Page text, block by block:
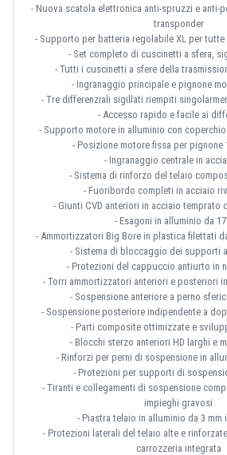
- Nuova scatola elettronica anti-spruzzi e anti-
transponder
- Supporto per batteria regolabile XL per
- Set completo di cuscinetti a sfera,
- Tutti i cuscinetti a sfere della
- Ingranaggio principale e pignone
- Tre differenziali sigillati riempiti
- Accesso rapido e facile ai
- Supporto motore in alluminio con
- Posizione motore fissa per pignone
- Ingranaggio centrale in
- Sistema di rinforzo del telaio
- Fuoribordo completi in acciaio
- Giunti CVD anteriori in acciaio temprato
- Esagoni in alluminio da 17
- Ammortizzatori Big Bore in plastica filettati
- Sistema di bloccaggio dei supporti
- Protezioni del cappuccio antiurto in
- Torri ammortizzatori anteriori e posteriori
- Sospensione anteriore a perno
- Sospensione posteriore indipendente a
- Parti composite ottimizzate e
- Blocchi sterzo anteriori HD larghi e
- Rinforzi per perni di sospensione in
- Protezioni per supporti di
- Tiranti e collegamenti di sospensione
impieghi gravosi
- Piastra telaio in alluminio da 3 mm
- Protezioni laterali del telaio alte e
carrozzeria integrata